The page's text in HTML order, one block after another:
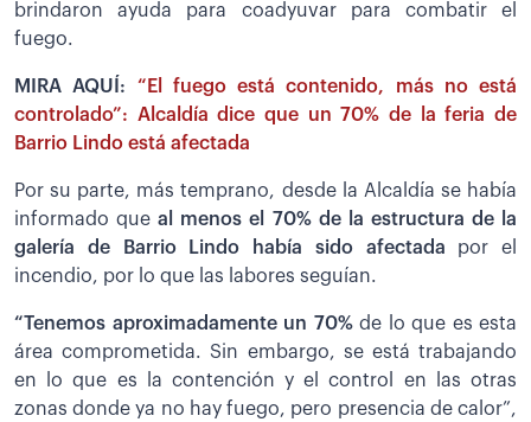
brindaron ayuda para coadyuvar para combatir el
fuego.
MIRA AQUÍ: “El fuego está contenido, más no está
controlado”: Alcaldía dice que un 70% de la feria de
Barrio Lindo está afectada
Por su parte, más temprano, desde la Alcaldía se había
informado queal menos el 70% de la estructura de la
galería de Barrio Lindo había sido afectada por el
incendio, por lo que las labores seguían.
“Tenemos aproximadamente un 70%de lo que es esta
área comprometida. Sin embargo, se está trabajando
en lo que es la contención y el control en las otras
zonas donde ya no hay fuego, pero presencia de calor”,